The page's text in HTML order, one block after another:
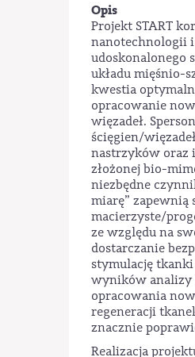
Opis
Projekt START
nanotechnologii
udoskonalonego
układu mięśnio-
kwestia
opracowanie
więzadeł.
ścięgien/
nastrzyków oraz
złożonej bio-
niezbędne
miarę” zapewnią
macierzyste/
ze względu na
dostarczanie
stymulację
wyników analizy
opracowania
regeneracji
znacznie
Realizacja